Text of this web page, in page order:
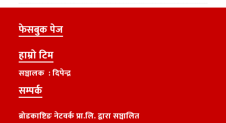
फेसबुक पेज
हाम्रो टिम
सञ्चालक : दिपेन्द्र
सम्पर्क
ब्रोडकाष्टिङ नेटवर्क प्रा.लि. द्वारा सञ्चालित